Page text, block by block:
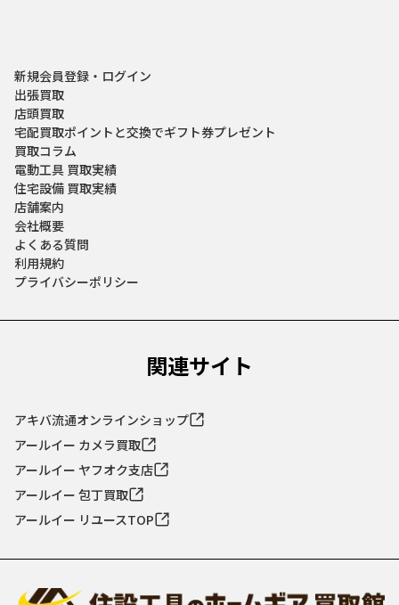
新規会員登録・ログイン
出張買取
店頭買取
宅配買取ポイントと交換でギフト券プレゼント
買取コラム
電動工具 買取実績
住宅設備 買取実績
店舗案内
会社概要
よくある質問
利用規約
プライバシーポリシー
関連サイト
アキバ流通オンラインショップ
アールイー カメラ買取
アールイー ヤフオク支店
アールイー 包丁買取
アールイー リユースTOP